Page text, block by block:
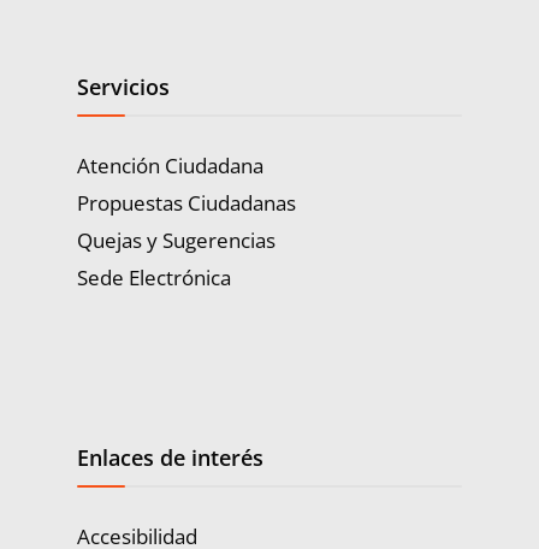
Servicios
Atención Ciudadana
Propuestas Ciudadanas
Quejas y Sugerencias
Sede Electrónica
Enlaces de interés
Accesibilidad